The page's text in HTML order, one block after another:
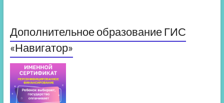
Дополнительное образование ГИС
«Навигатор»